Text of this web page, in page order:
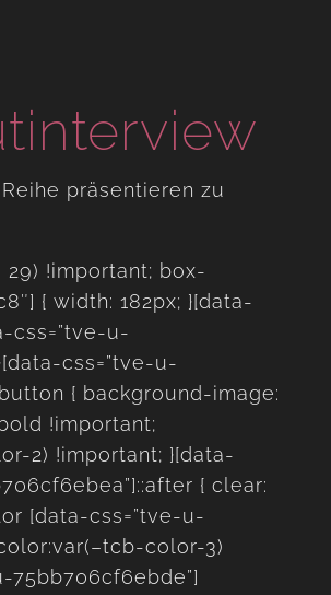
präsentieren zu
29) !important; box-
{ width: 182px; }[data-
css=”tve-u-
css=”tve-u-
{ background-image:
!important;
2) !important; }[data-
{ clear:
[data-css=”tve-u-
color-3)
75bb706cf6ebde”]